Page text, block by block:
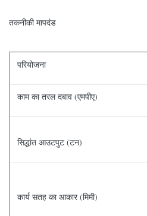
तकनीकी मापदंड
परियोजना
काम का तरल दबाव (एमपीए)
सिद्धांत आउटपुट (टन)
कार्य सतह का आकार (मिमी)